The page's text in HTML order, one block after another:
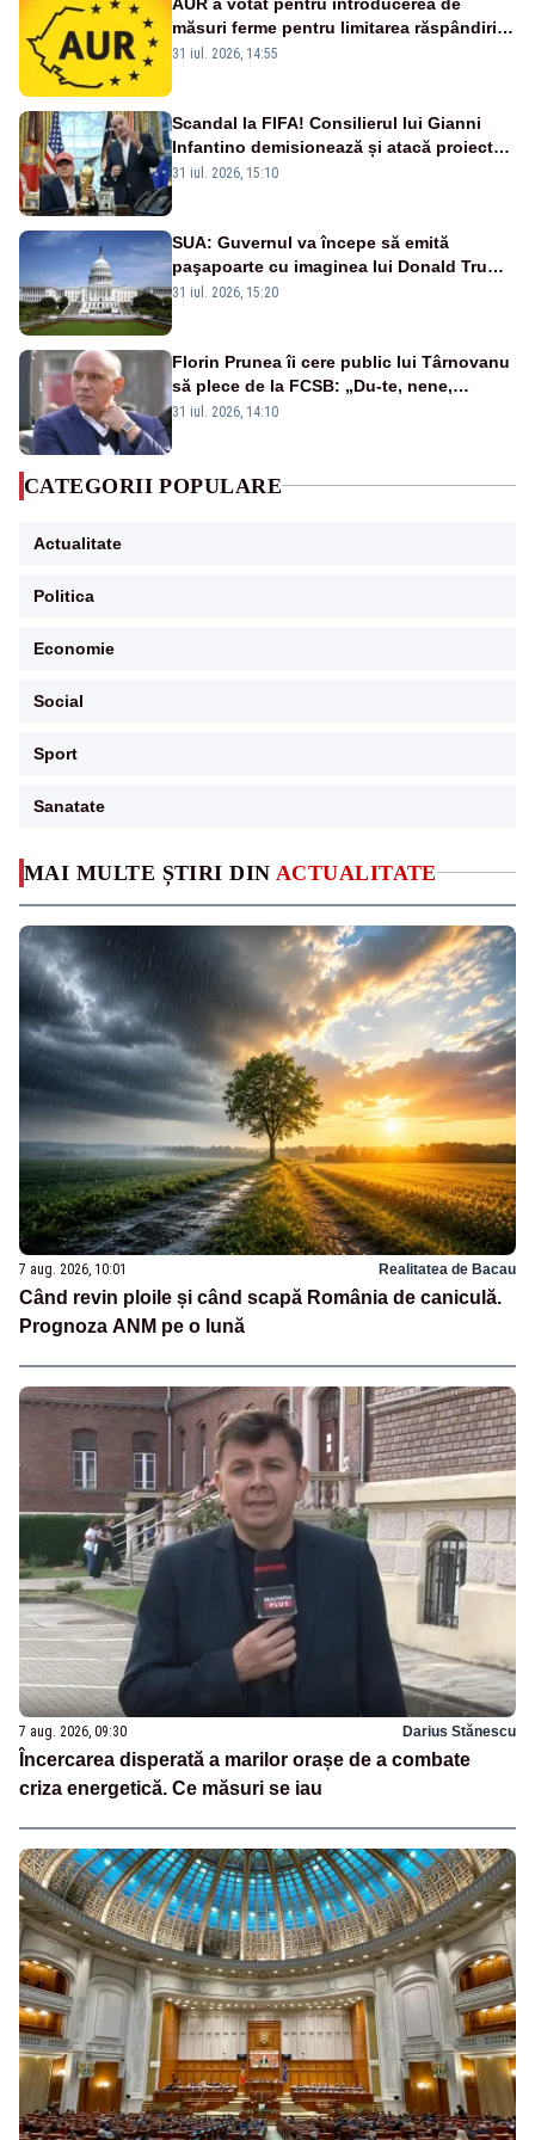
MAI MULTE ȘTIRI DIN ACTUALITATE
7 aug. 2026, 10:01 Realitatea de Bacau
Când revin ploile și când scapă România de caniculă.
Prognoza ANM pe o lună
7 aug. 2026, 09:30 Darius Stănescu
Încercarea disperată a marilor orașe de a combate
criza energetică. Ce măsuri se iau
măsuri ferme pentru limitarea răspândirii
virusului pestei porcine africane
31 iul. 2026, 14:55
Scandal la FIFA! Consilierul lui Gianni
Infantino demisionează și atacă proiectul
privind investitorii străini
31 iul. 2026, 15:10
SUA: Guvernul va începe să emită
paşapoarte cu imaginea lui Donald Trump
începând cu 8 august
31 iul. 2026, 15:20
Florin Prunea îi cere public lui Târnovanu
să plece de la FCSB: „Du-te, nene,
învârtindu-te!”
31 iul. 2026, 14:10
CATEGORII POPULARE
Actualitate
Politica
Economie
Social
Sport
Sanatate